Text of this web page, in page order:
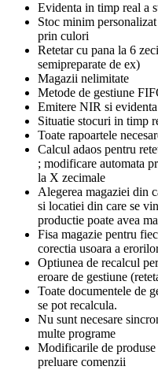
Evidenta in timp real a
Stoc minim
prin culori
Retetar cu pana la 6
semipreparate de ex)
Magazii nelimitate
Metode de gestiune
Emitere NIR si
Situatie stocuri in timp
Toate rapoartele
Calcul adaos pentru
; modificare automata
la X zecimale
Alegerea magaziei din
si locatiei din care se
productie poate avea
Fisa magazie pentru
corectia usoara a
Optiunea de recalcul
eroare de gestiune
Toate documentele de
se pot recalcula.
Nu sunt necesare
multe programe
Modificarile de
preluare comenzii